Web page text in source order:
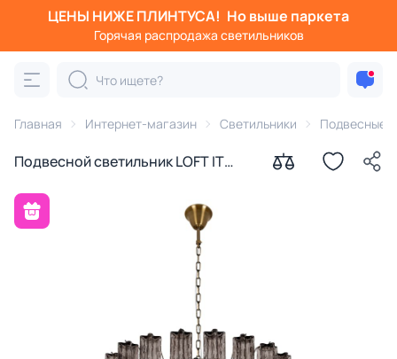
ЦЕНЫ НИЖЕ ПЛИНТУСА! Но выше паркета
Горячая распродажа светильников
Главная Интернет-магазин Светильники Подвесные
Подвесной светильник LOFT IT